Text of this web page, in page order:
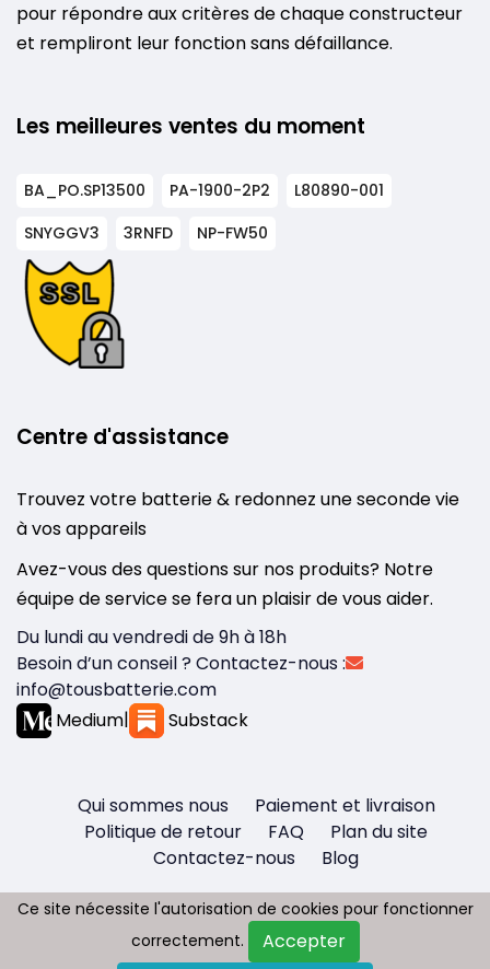
pour répondre aux critères de chaque constructeur
et rempliront leur fonction sans défaillance.
Les meilleures ventes du moment
BA_PO.SP13500 PA-1900-2P2
L80890-001
SNYGGV3
3RNFD NP-FW50
Centre d'assistance
Trouvez votre batterie & redonnez une seconde vie
à vos appareils
Avez-vous des questions sur nos produits? Notre
équipe de service se fera un plaisir de vous aider.
Du lundi au vendredi de 9h à 18h
Besoin d’un conseil ? Contactez-nous :
info@tousbatterie.com
Medium| Substack
Qui sommes nous
Paiement et livraison
Politique de retour
FAQ
Plan du site
Contactez-nous
Blog
Copyright © 2026 - Tous droit réservés
Ce site nécessite l'autorisation de cookies pour fonctionner
correctement.
Accepter
Ce site nécessite l'autorisation de cookies pour fonctionner
correctement.
Accepter